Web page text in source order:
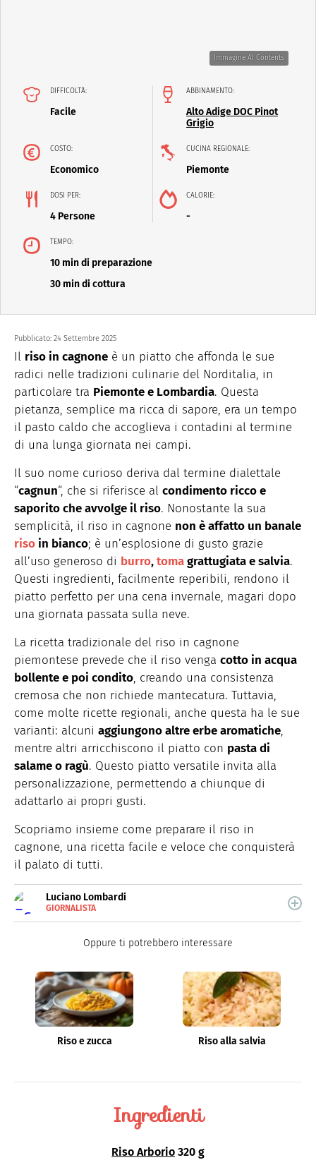
Immagine AI Contents
DIFFICOLTÀ:
Facile
ABBINAMENTO:
Alto Adige DOC Pinot
Grigio
COSTO:
Economico
CUCINA REGIONALE:
Piemonte
DOSI PER:
4 Persone
CALORIE:
-
TEMPO:
10 min di preparazione
30 min di cottura
Pubblicato: 24 Settembre 2025
Il riso in cagnone è un piatto che affonda le sue
radici nelle tradizioni culinarie del Norditalia, in
particolare tra Piemonte e Lombardia. Questa
pietanza, semplice ma ricca di sapore, era un tempo
il pasto caldo che accoglieva i contadini al termine
di una lunga giornata nei campi.
Il suo nome curioso deriva dal termine dialettale
“cagnun“, che si riferisce al condimento ricco e
saporito che avvolge il riso. Nonostante la sua
semplicità, il riso in cagnone non è affatto un banale
riso in bianco; è un’esplosione di gusto grazie
all’uso generoso di burro,tomagrattugiata e salvia.
Questi ingredienti, facilmente reperibili, rendono il
piatto perfetto per una cena invernale, magari dopo
una giornata passata sulla neve.
La ricetta tradizionale del riso in cagnone
piemontese prevede che il riso venga cotto in acqua
bollente e poi condito, creando una consistenza
cremosa che non richiede mantecatura. Tuttavia,
come molte ricette regionali, anche questa ha le sue
varianti: alcuni aggiungono altre erbe aromatiche,
mentre altri arricchiscono il piatto con pasta di
salame o ragù. Questo piatto versatile invita alla
personalizzazione, permettendo a chiunque di
adattarlo ai propri gusti.
Scopriamo insieme come preparare il riso in
cagnone, una ricetta facile e veloce che conquisterà
il palato di tutti.
Luciano Lombardi
GIORNALISTA
Giornalista professionista, oggi si occupa
Oppure ti potrebbero interessare
Riso e zucca Riso alla salvia
Ingredienti
Riso Arborio 320 g